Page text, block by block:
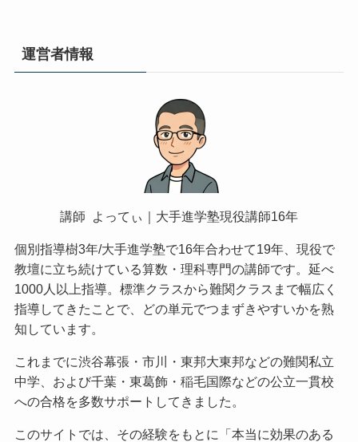
運営者情報
講師 よってぃ｜大手進学塾現役講師16年
個別指導樹3年/大手進学塾で16年合わせて19年、現役で
教壇に立ち続けている算数・理科専門の講師です。延べ
1000人以上指導。標準クラスから難関クラスまで幅広く
指導してきたことで、どの単元でつまずきやすいかを熟
知しています。
これまでに渋谷幕張・市川・東邦大東邦などの難関私立
中学、および千葉・東葛飾・稲毛国際などの公立一貫校
への合格を多数サポートしてきました。
このサイトでは、その経験をもとに「本当に効果のある